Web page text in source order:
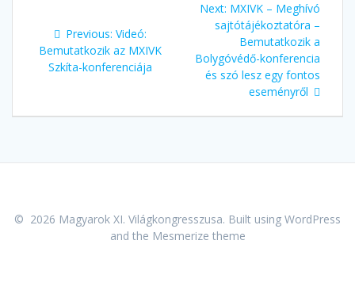
Previous: Videó:
Bemutatkozik az MXIVK
Szkíta-konferenciája
Next: MXIVK – Meghívó
sajtótájékoztatóra –
Bemutatkozik a
Bolygóvédő-konferencia
és szó lesz egy fontos
eseményről
© 2026 Magyarok XI. Világkongresszusa. Built using WordPress
and the Mesmerize theme